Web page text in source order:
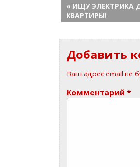
« ИЩУ ЭЛЕКТРИКА
КВАРТИРЫ!
Добавить
Ваш адрес email не
Комментарий*